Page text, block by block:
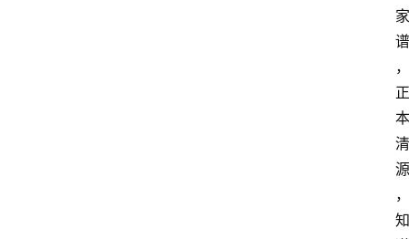
家
谱
，
正
本
清
源
，
知